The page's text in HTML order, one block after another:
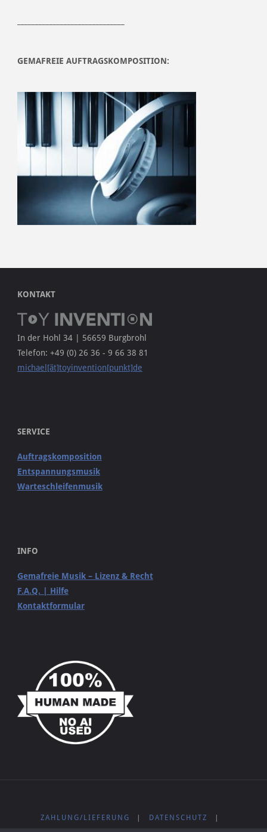
GEMAFREIE AUFTRAGSKOMPOSITION:
KONTAKT
In der Hohl 34 | 56659 Burgbrohl
Telefon: +49 (0) 26 36 - 9 66 38 81
michael[ät]toyinvention[punkt]de
SERVICE
Auftragskomposition
Entspannungsmusik
Warteschleifenmusik
INFO
Gemafreie Musik – Lizenz & Recht
F.A.Q. | Hilfe
Kontaktformular
ZAHLUNG/LIEFERUNG DATENSCHUTZ